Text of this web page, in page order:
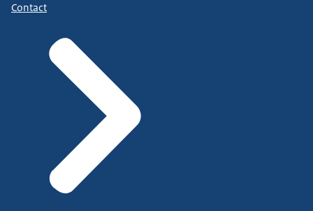
Contact